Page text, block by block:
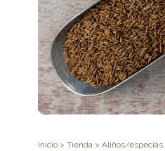
Inicio >Tienda >Aliños/especias